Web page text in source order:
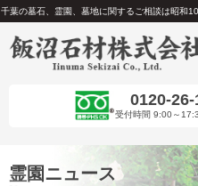
千葉の墓石、霊園、墓地に関するご相談は昭和
0120-26-
受付時間 9:00～
霊園ニュース